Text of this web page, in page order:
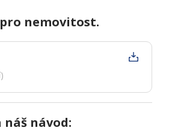
nemovitost.
návod: